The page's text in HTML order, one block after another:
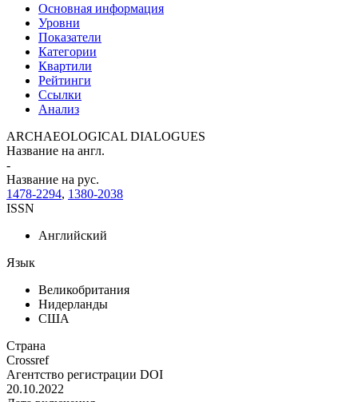
Основная информация
Уровни
Показатели
Категории
Квартили
Рейтинги
Ссылки
Анализ
ARCHAEOLOGICAL DIALOGUES
Название на англ.
-
Название на рус.
1478-2294, 1380-2038
ISSN
Английский
Язык
Великобритания
Нидерланды
США
Страна
Crossref
Агентство регистрации DOI
20.10.2022